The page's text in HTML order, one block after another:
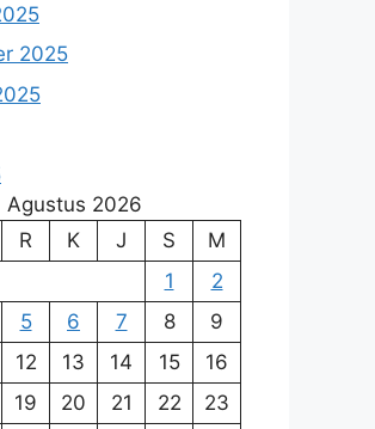
2025
Agustus 2026
R K J S
M
1
2
5 6 7 8
9
12 13 14 15
16
19 20 21 22
23